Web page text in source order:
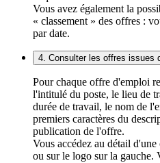
Vous avez également la
« classement » des offres :
par date.
4. Consulter les offres issues
Pour chaque offre d'emploi
l'intitulé du poste, le lieu de
durée de travail, le nom de
premiers caractères du
publication de l'offre.
Vous accédez au détail
ou sur le logo sur la gauche.